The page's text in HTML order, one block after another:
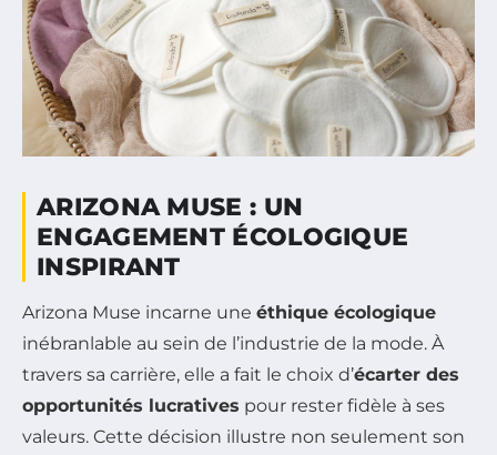
ARIZONA MUSE : UN
ENGAGEMENT ÉCOLOGIQUE
INSPIRANT
Arizona Muse incarne une éthique écologique
inébranlable au sein de l’industrie de la mode. À
travers sa carrière, elle a fait le choix d’écarter des
opportunités lucratives pour rester fidèle à ses
valeurs. Cette décision illustre non seulement son